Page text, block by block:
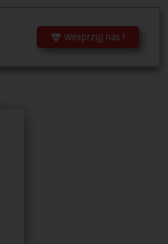
Wesprzyj nas !